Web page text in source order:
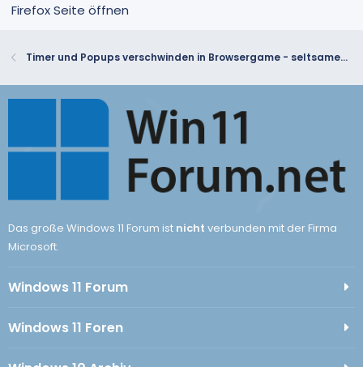
Firefox Seite öffnen
Timer und Popups verschwinden in Browsergame - seltsames Problem in allen Browsern
Das große Windows 11 Forum ist nicht verbunden mit der Firma
Microsoft.
Windows 11 Forum
Windows 11 Foren